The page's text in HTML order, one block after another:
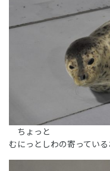
ちょっと
むにっとしわの寄ってい